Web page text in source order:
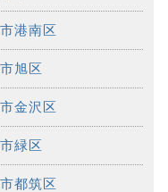
港南区
旭区
金沢区
緑区
都筑区